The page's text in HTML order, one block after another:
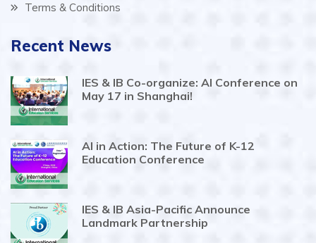
Terms & Conditions
Recent News
IES & IB Co-organize: AI Conference on
May 17 in Shanghai!
AI in Action: The Future of K-12
Education Conference
IES & IB Asia-Pacific Announce
Landmark Partnership